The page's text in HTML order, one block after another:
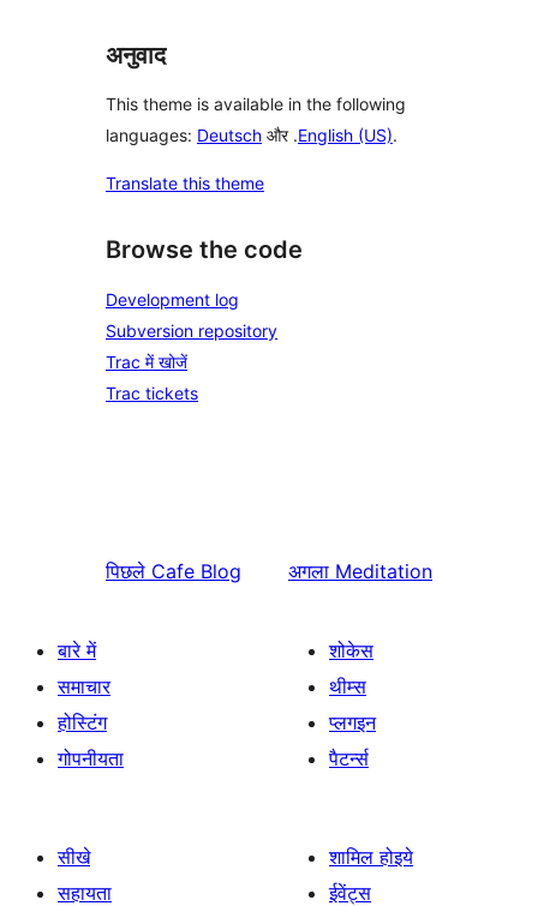
अनुवाद
This theme is available in the following
languages: Deutsch और .English (US).
Translate this theme
Browse the code
Development log
Subversion repository
Trac में खोजें
Trac tickets
पिछले Cafe Blog अगला Meditation
बारे में
समाचार
होस्टिंग
गोपनीयता
शोकेस
थीम्स
प्लगइन
पैटर्न्स
सीखे
सहायता
शामिल होइये
ईवेंट्स